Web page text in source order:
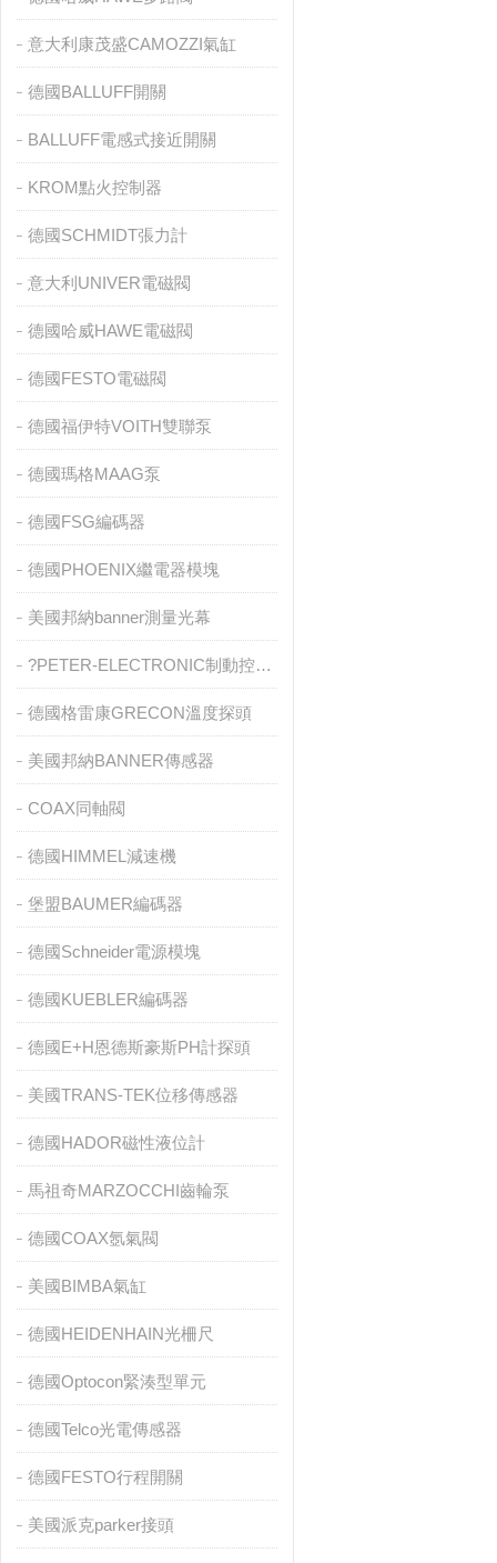
意大利康茂盛CAMOZZI氣缸
德國BALLUFF開關
BALLUFF電感式接近開關
KROM點火控制器
德國SCHMIDT張力計
意大利UNIVER電磁閥
德國哈威HAWE電磁閥
德國FESTO電磁閥
德國福伊特VOITH雙聯泵
德國瑪格MAAG泵
德國FSG編碼器
德國PHOENIX繼電器模塊
美國邦納banner測量光幕
?PETER-ELECTRONIC制動控制器
德國格雷康GRECON溫度探頭
美國邦納BANNER傳感器
COAX同軸閥
德國HIMMEL減速機
堡盟BAUMER編碼器
德國Schneider電源模塊
德國KUEBLER編碼器
德國E+H恩德斯豪斯PH計探頭
美國TRANS-TEK位移傳感器
德國HADOR磁性液位計
馬祖奇MARZOCCHI齒輪泵
德國COAX氬氣閥
美國BIMBA氣缸
德國HEIDENHAIN光柵尺
德國Optocon緊湊型單元
德國Telco光電傳感器
德國FESTO行程開關
美國派克parker接頭